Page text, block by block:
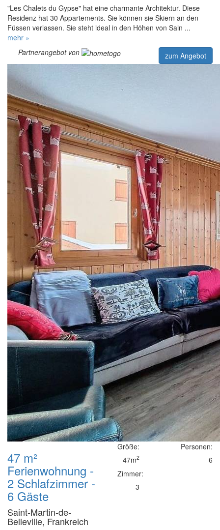
"Les Chalets du Gypse" hat eine charmante Architektur. Diese
Residenz hat 30 Appartements. Sie können sie Skiern an den
Füssen verlassen. Sie steht ideal in den Höhen von Sain ...
mehr »
Partnerangebot von
zum Angebot
47 m²
Ferienwohnung -
2 Schlafzimmer -
6 Gäste
Saint-Martin-de-
Belleville, Frankreich
Größe:
47m2
Zimmer:
3
Personen:
6